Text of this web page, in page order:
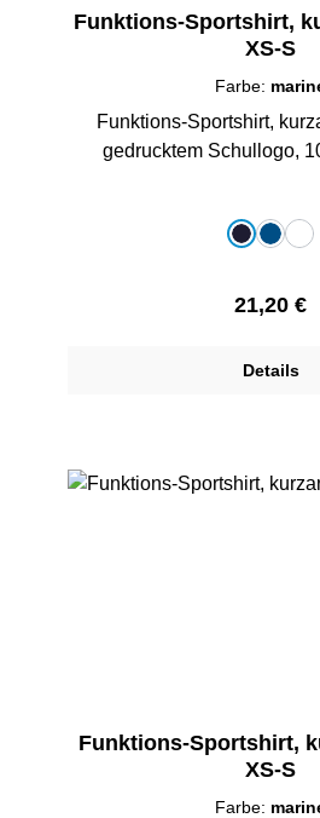
Funktions-Sportshirt,
XS-S
Farbe:
Funktions-Sportshirt,
gedrucktem Schullogo,
auswählenmarine
21,20 €
Details
Funktions-Sportshirt,
XS-S
Farbe: